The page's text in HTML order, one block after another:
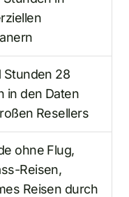
Stunden 28
in den Daten
Resellers
ohne Flug,
Reisen,
Reisen durch